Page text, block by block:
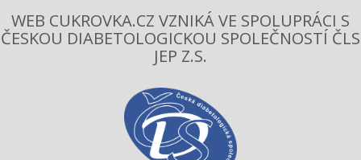
WEB CUKROVKA.CZ VZNIKÁ VE SPOLUPRÁCI S
ČESKOU DIABETOLOGICKOU SPOLEČNOSTÍ ČLS
JEP Z.S.